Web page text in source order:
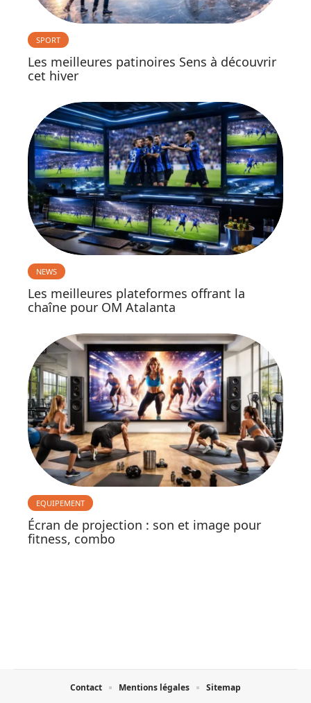
SPORT
Les meilleures patinoires Sens à découvrir
cet hiver
NEWS
Les meilleures plateformes offrant la
chaîne pour OM Atalanta
EQUIPEMENT
Écran de projection : son et image pour
fitness, combo
Contact Mentions légales Sitemap